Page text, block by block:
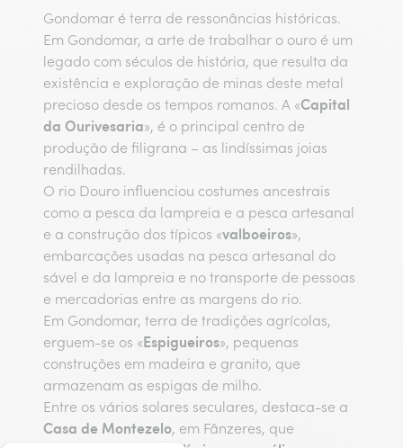
Gondomar é terra de ressonâncias históricas.
Em Gondomar, a arte de trabalhar o ouro é um
legado com séculos de história, que resulta da
existência e exploração de minas deste metal
precioso desde os tempos romanos. A «Capital
da Ourivesaria», é o principal centro de
produção de filigrana – as lindíssimas joias
rendilhadas.
O rio Douro influenciou costumes ancestrais
como a pesca da lampreia e a pesca artesanal
e a construção dos típicos «valboeiros»,
embarcações usadas na pesca artesanal do
sável e da lampreia e no transporte de pessoas
e mercadorias entre as margens do rio.
Em Gondomar, terra de tradições agrícolas,
erguem-se os «Espigueiros», pequenas
construções em madeira e granito, que
armazenam as espigas de milho.
Entre os vários solares seculares, destaca-se a
Casa de Montezelo, em Fânzeres, que